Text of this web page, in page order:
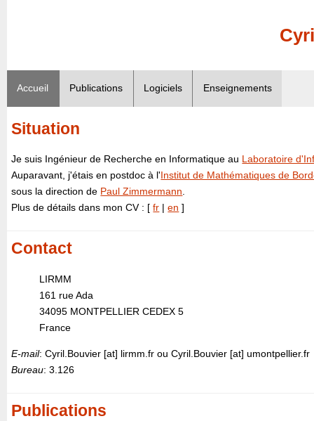
Accueil Publications Logiciels Enseignements
Situation
Je suis Ingénieur de Recherche en Informatique au Laboratoire
Auparavant, j'étais en postdoc à l'Institut de Mathématiques de
sous la direction de Paul Zimmermann.
Plus de détails dans mon CV : [fr |en ]
Contact
LIRMM
161 rue Ada
34095 MONTPELLIER CEDEX 5
France
E-mail: Cyril.Bouvier [at] lirmm.fr ou Cyril.Bouvier [at] umontpellier.fr
Bureau: 3.126
Publications